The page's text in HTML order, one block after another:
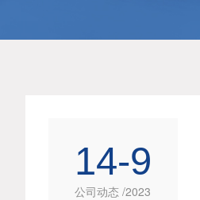
14-9
公司动态 /2023